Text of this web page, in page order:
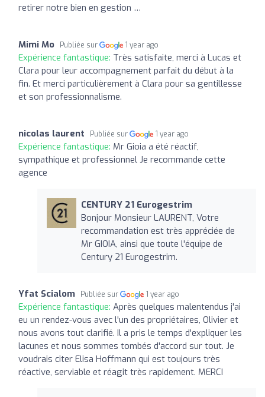
retirer notre bien en gestion …
Mimi Mo Publiée sur 1 year ago
Expérience fantastique: Très satisfaite, merci à Lucas et
Clara pour leur accompagnement parfait du début à la
fin. Et merci particulièrement à Clara pour sa gentillesse
et son professionnalisme.
nicolas laurent Publiée sur 1 year ago
Expérience fantastique: Mr Gioia a été réactif,
sympathique et professionnel Je recommande cette
agence
CENTURY 21 Eurogestrim
Bonjour Monsieur LAURENT, Votre
recommandation est très appréciée de
Mr GIOIA, ainsi que toute l'équipe de
Century 21 Eurogestrim.
Yfat Scialom Publiée sur 1 year ago
Expérience fantastique: Après quelques malentendus j'ai
eu un rendez-vous avec l'un des propriétaires, Olivier et
nous avons tout clarifié. Il a pris le temps d'expliquer les
lacunes et nous sommes tombés d'accord sur tout. Je
voudrais citer Elisa Hoffmann qui est toujours très
réactive, serviable et réagit très rapidement. MERCI